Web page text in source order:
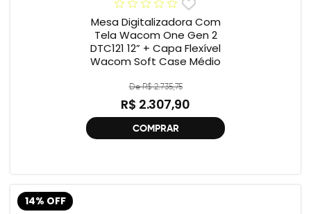
Mesa Digitalizadora Com
Tela Wacom One Gen 2
DTC121 12” + Capa Flexível
Wacom Soft Case Médio
De R$ 2.735,75
R$ 2.307,90
COMPRAR
14% OFF